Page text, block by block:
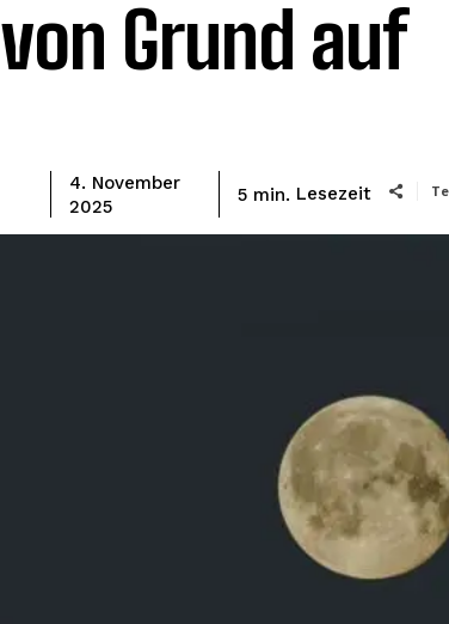
Grund auf
4. November
2025
5 min. Lesezeit